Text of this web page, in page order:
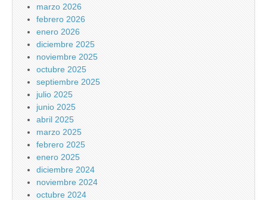
marzo 2026
febrero 2026
enero 2026
diciembre 2025
noviembre 2025
octubre 2025
septiembre 2025
julio 2025
junio 2025
abril 2025
marzo 2025
febrero 2025
enero 2025
diciembre 2024
noviembre 2024
octubre 2024